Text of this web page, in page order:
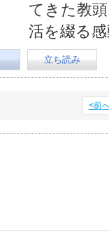
てきた教
活を綴る
立ち読み
<前